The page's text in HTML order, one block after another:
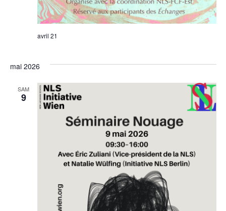
avril 21
mai 2026
SAM
9